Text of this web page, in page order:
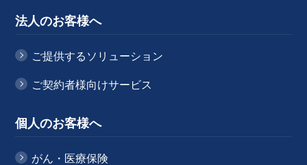
法人のお客様へ
ご提供するソリューション
ご契約者様向けサービス
個人のお客様へ
がん・医療保険